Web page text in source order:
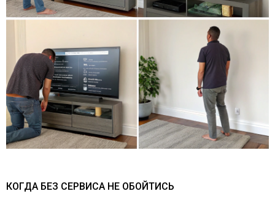
КОГДА БЕЗ СЕРВИСА НЕ ОБОЙТИСЬ